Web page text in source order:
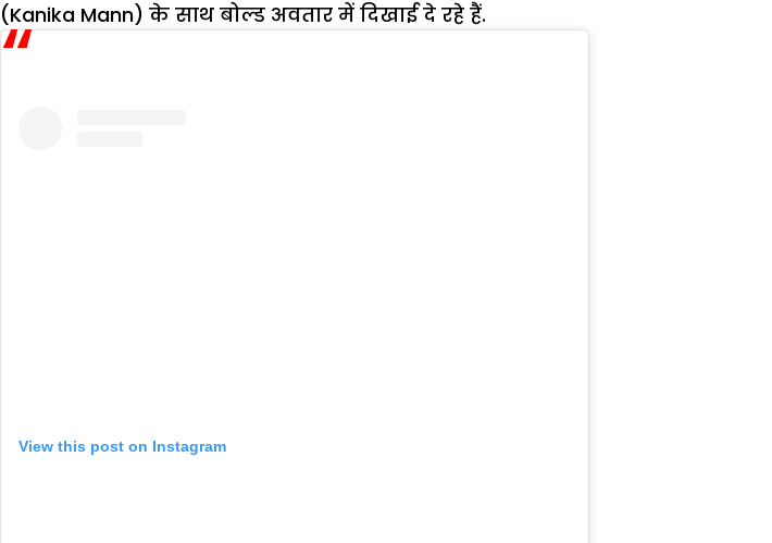
(Kanika Mann) के साथ बोल्ड अवतार में दिखाई दे रहे हैं.
View this post on Instagram